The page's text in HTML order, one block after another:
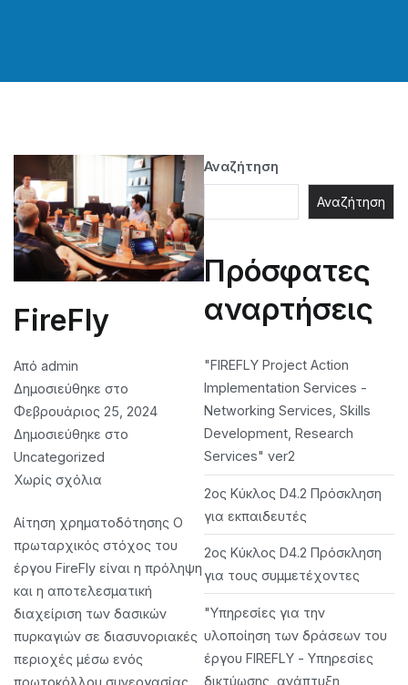
FireFly
Από admin
Δημοσιεύθηκε στο
Φεβρουάριος 25, 2024
Δημοσιεύθηκε στο
Uncategorized
Χωρίς σχόλια
Αίτηση χρηματοδότησης Ο
πρωταρχικός στόχος του
έργου FireFly είναι η πρόληψη
και η αποτελεσματική
διαχείριση των δασικών
πυρκαγιών σε διασυνοριακές
περιοχές μέσω ενός
πρωτοκόλλου συνεργασίας
Αναζήτηση
Αναζήτηση
Πρόσφατες
αναρτήσεις
"FIREFLY Project Action
Implementation Services -
Networking Services, Skills
Development, Research
Services" ver2
2ος Κύκλος D4.2 Πρόσκληση
για εκπαιδευτές
2ος Κύκλος D4.2 Πρόσκληση
για τους συμμετέχοντες
"Υπηρεσίες για την
υλοποίηση των δράσεων του
έργου FIREFLY - Υπηρεσίες
δικτύωσης, ανάπτυξη